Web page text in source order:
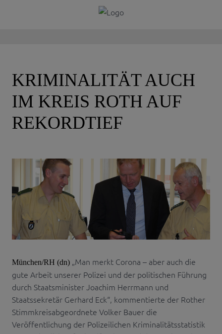
KRIMINALITÄT AUCH
IM KREIS ROTH AUF
REKORDTIEF
München/RH (dn) „Man merkt Corona – aber auch die
gute Arbeit unserer Polizei und der politischen Führung
durch Staatsminister Joachim Herrmann und
Staatssekretär Gerhard Eck“, kommentierte der Rother
Stimmkreisabgeordnete Volker Bauer die
Veröffentlichung der Polizeilichen Kriminalitätsstatistik